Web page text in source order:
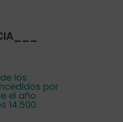
los
por
el año
14.500